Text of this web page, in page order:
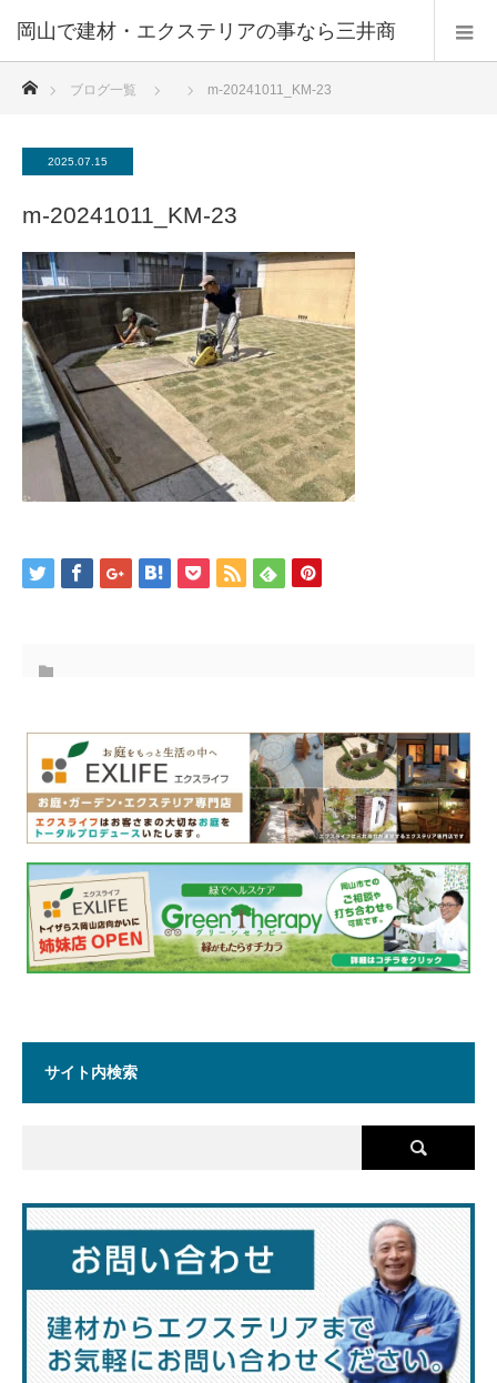
ブログ一覧 m-20241011_KM-23
2025.07.15
m-20241011_KM-23
サイト内検索